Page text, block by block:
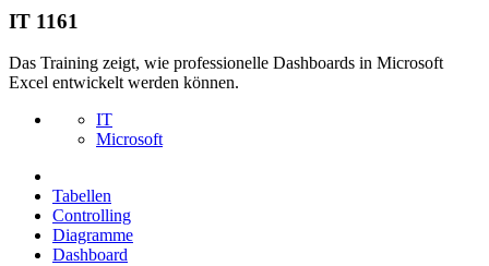
IT 1161
Das Training zeigt, wie professionelle Dashboards in Microsoft
Excel entwickelt werden können.
IT
Microsoft
Tabellen
Controlling
Diagramme
Dashboard